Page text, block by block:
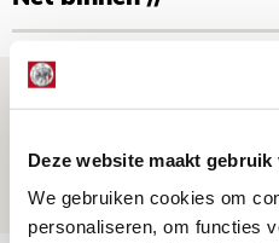
Deze website maakt gebruik
We gebruiken cookies om
personaliseren, om functies
Ter Stegen over
05 AUGUSTUS 2026 - 20:00
NIEUWS